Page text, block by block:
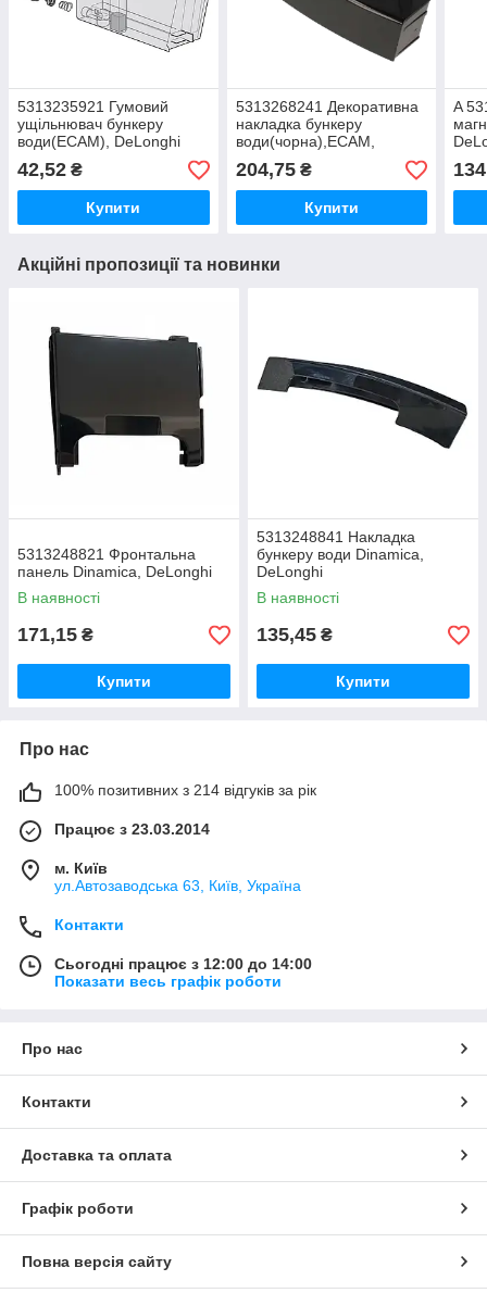
5313235921 Гумовий
ущільнювач бункеру
води(ECAM), DeLonghi
42,52 ₴
Купити
5313268241 Декоративна
накладка бункеру
води(чорна),ECAM,
DeLonghi
204,75₴
Купити
A
Акційні пропозиції та новинки
5313248821 Фронтальна
панель Dinamica, DeLonghi
В наявності
171,15 ₴
Купити
5313248841 Накладка
бункеру води Dinamica,
DeLonghi
В наявності
135,45 ₴
Купити
Про нас
100% позитивних з 214 відгуків за рік
Працює з 23.03.2014
м. Київ
ул.Автозаводська 63, Київ, Україна
Контакти
Сьогодні працює з 12:00 до 14:00
Показати весь графік роботи
Про нас
Контакти
Доставка та оплата
Графік роботи
Повна версія сайту